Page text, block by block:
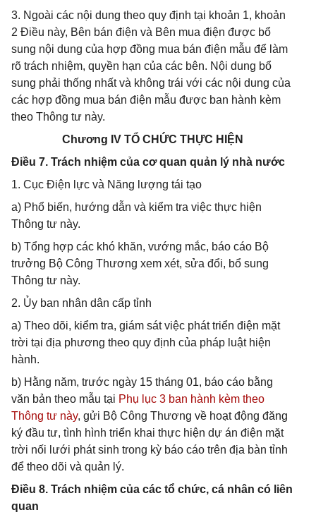
3. Ngoài các nội dung theo quy định tại khoản 1, khoản
2 Điều này, Bên bán điện và Bên mua điện được bổ
sung nội dung của hợp đồng mua bán điện mẫu để làm
rõ trách nhiệm, quyền hạn của các bên. Nội dung bổ
sung phải thống nhất và không trái với các nội dung của
các hợp đồng mua bán điện mẫu được ban hành kèm
theo Thông tư này.
Chương IV TỔ CHỨC THỰC HIỆN
Điều 7. Trách nhiệm của cơ quan quản lý nhà nước
1. Cục Điện lực và Năng lượng tái tạo
a) Phổ biến, hướng dẫn và kiểm tra việc thực hiện
Thông tư này.
b) Tổng hợp các khó khăn, vướng mắc, báo cáo Bộ
trưởng Bộ Công Thương xem xét, sửa đổi, bổ sung
Thông tư này.
2. Ủy ban nhân dân cấp tỉnh
a) Theo dõi, kiểm tra, giám sát việc phát triển điện mặt
trời tại địa phương theo quy định của pháp luật hiện
hành.
b) Hằng năm, trước ngày 15 tháng 01, báo cáo bằng
văn bản theo mẫu tại Phụ lục 3 ban hành kèm theo
Thông tư này, gửi Bộ Công Thương về hoạt động đăng
ký đầu tư, tình hình triển khai thực hiện dự án điện mặt
trời nối lưới phát sinh trong kỳ báo cáo trên địa bàn tỉnh
để theo dõi và quản lý.
Điều 8. Trách nhiệm của các tổ chức, cá nhân có liên
quan